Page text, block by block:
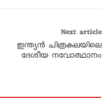
Next article
ഇന്ത്യൻ ചിത്രകലയിലെ
ദേശീയ നവോത്ഥാനം